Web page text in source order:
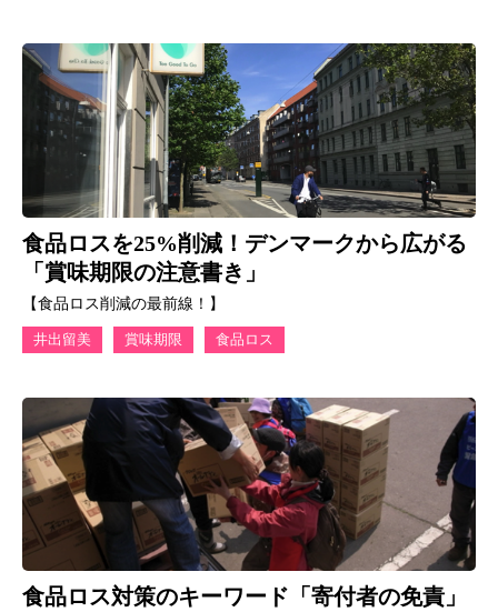
食品ロスを25%削減！デンマークから広がる
「賞味期限の注意書き」
【食品ロス削減の最前線！】
井出留美 賞味期限 食品ロス
食品ロス対策のキーワード「寄付者の免責」